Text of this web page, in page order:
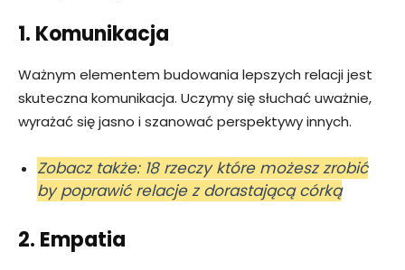
1. Komunikacja
Ważnym elementem budowania lepszych relacji jest
skuteczna komunikacja. Uczymy się słuchać uważnie,
wyrażać się jasno i szanować perspektywy innych.
Zobacz także: 18 rzeczy które możesz zrobić
by poprawić relacje z dorastającą córką
2. Empatia